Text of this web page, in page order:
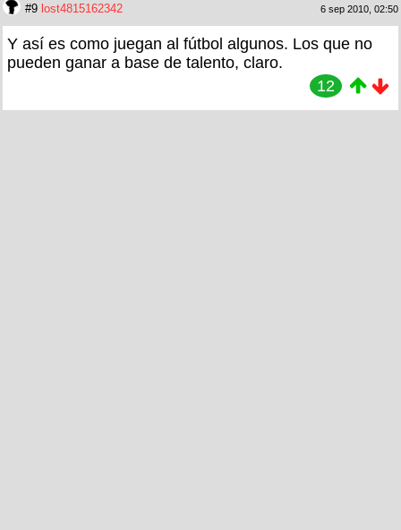
#9 lost4815162342 6 sep 2010, 02:50
Y así es como juegan al fútbol algunos. Los que no
pueden ganar a base de talento, claro.
12